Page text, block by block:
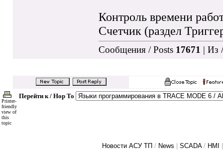
Контроль времени
Счетчик (раздел
Сообщения / Posts 17671 | Из
Printer-
friendly
view of
this
topic
Перейти к / Hop To
Новости АСУ ТП / News SCADA/ HMI